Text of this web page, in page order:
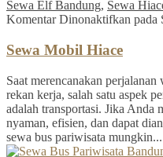
Sewa Elf Bandung, Sewa
Komentar Dinonaktifkan pada
Sewa Mobil Hiace
Saat merencanakan perjalanan
rekan kerja, salah satu aspek
adalah transportasi. Jika Anda
nyaman, efisien, dan dapat
sewa bus pariwisata mungkin...